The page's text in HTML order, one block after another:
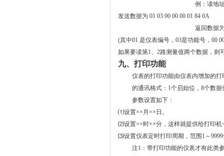
例：读地
发送数据为 01 03 00 00 00 01 84 0A
返回数据
(其中01 是仪表编号，03是功能号，00
如果要读第1、2路测量值两个数据，则
九、 打印功能
仪表的打印功能由仪表内增加的
的通讯格式：1个启始位，8个数
参数设置如下：
⑴设置×× 月 ×× 日。
⑵设置××时××分，这样就提供给打印
⑶设置仪表定时打印周期，范围 1 ～9999
注1：带打印功能的仪表才有此类